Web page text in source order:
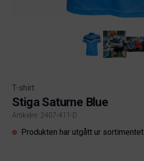
T-shirt
Stiga Saturne Blue
Artikelnr. 2407-411-D
Product information
Produkten har utgått ur sortimentet